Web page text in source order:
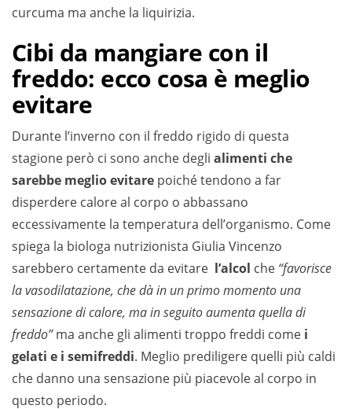
curcuma ma anche la liquirizia.
Cibi da mangiare con il
freddo: ecco cosa è meglio
evitare
Durante l’inverno con il freddo rigido di questa
stagione però ci sono anche degli alimenti che
sarebbe meglio evitare poiché tendono a far
disperdere calore al corpo o abbassano
eccessivamente la temperatura dell’organismo. Come
spiega la biologa nutrizionista Giulia Vincenzo
sarebbero certamente da evitare l’alcol che “favorisce
la vasodilatazione, che dà in un primo momento una
sensazione di calore, ma in seguito aumenta quella di
freddo”ma anche gli alimenti troppo freddi come i
gelati e i semifreddi. Meglio prediligere quelli più caldi
che danno una sensazione più piacevole al corpo in
questo periodo.